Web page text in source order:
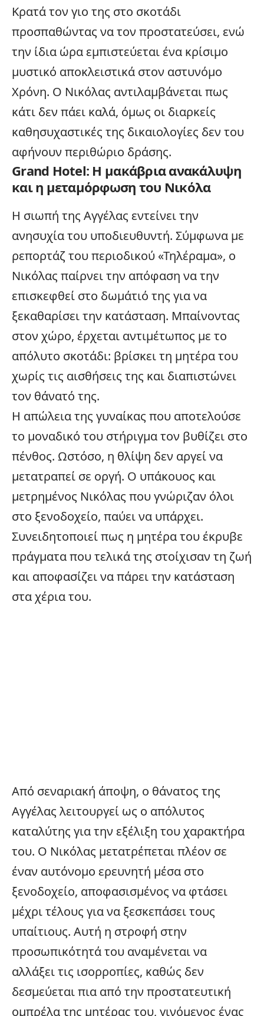
Κρατά τον γιο της στο σκοτάδι
προσπαθώντας να τον προστατεύσει, ενώ
την ίδια ώρα εμπιστεύεται ένα κρίσιμο
μυστικό αποκλειστικά στον αστυνόμο
Χρόνη. Ο Νικόλας αντιλαμβάνεται πως
κάτι δεν πάει καλά, όμως οι διαρκείς
καθησυχαστικές της δικαιολογίες δεν του
αφήνουν περιθώριο δράσης.
Grand Hotel: Η μακάβρια ανακάλυψη
και η μεταμόρφωση του Νικόλα
Η σιωπή της Αγγέλας εντείνει την
ανησυχία του υποδιευθυντή. Σύμφωνα με
ρεπορτάζ του περιοδικού «Τηλέραμα», ο
Νικόλας παίρνει την απόφαση να την
επισκεφθεί στο δωμάτιό της για να
ξεκαθαρίσει την κατάσταση. Μπαίνοντας
στον χώρο, έρχεται αντιμέτωπος με το
απόλυτο σκοτάδι: βρίσκει τη μητέρα του
χωρίς τις αισθήσεις της και διαπιστώνει
τον θάνατό της.
Η απώλεια της γυναίκας που αποτελούσε
το μοναδικό του στήριγμα τον βυθίζει στο
πένθος. Ωστόσο, η θλίψη δεν αργεί να
μετατραπεί σε οργή. Ο υπάκουος και
μετρημένος Νικόλας που γνώριζαν όλοι
στο ξενοδοχείο, παύει να υπάρχει.
Συνειδητοποιεί πως η μητέρα του έκρυβε
πράγματα που τελικά της στοίχισαν τη ζωή
και αποφασίζει να πάρει την κατάσταση
στα χέρια του.
Από σεναριακή άποψη, ο θάνατος της
Αγγέλας λειτουργεί ως ο απόλυτος
καταλύτης για την εξέλιξη του χαρακτήρα
του. Ο Νικόλας μετατρέπεται πλέον σε
έναν αυτόνομο ερευνητή μέσα στο
ξενοδοχείο, αποφασισμένος να φτάσει
μέχρι τέλους για να ξεσκεπάσει τους
υπαίτιους. Αυτή η στροφή στην
προσωπικότητά του αναμένεται να
αλλάξει τις ισορροπίες, καθώς δεν
δεσμεύεται πια από την προστατευτική
ομπρέλα της μητέρας του, γινόμενος ένας